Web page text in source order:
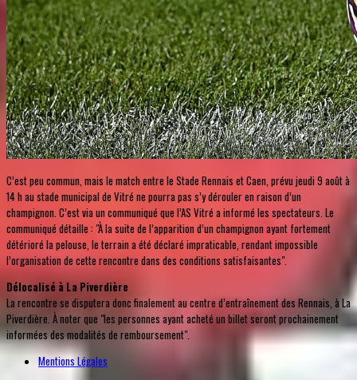
C’est peu commun, mais le match entre le Stade Rennais et Caen, prévu jeudi 9 août à
14 h au stade municipal de Vitré ne pourra pas s’y dérouler en raison d’un
champignon. C’est via un communiqué que l’AS Vitré a informé les spectateurs. Le
communiqué détaille : "À la suite de l’apparition d’un champignon ayant fortement
détérioré la pelouse, le terrain a été déclaré impraticable, rendant impossible
l’organisation de cette rencontre dans des conditions satisfaisantes".
Délocalisé à La Piverdière
La rencontre se disputera donc finalement au centre d’entraînement des Rennais, à La
Piverdière. À noter que "les personnes ayant acheté un billet seront prochainement
informées des modalités de remboursement".
Mentions Légales